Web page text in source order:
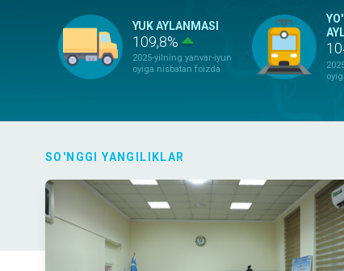
YUK AYLANMASI
109,8%
2025-yilning yanvar-iyun
oyiga nisbatan foizda
SO'NGGI YANGILIKLAR